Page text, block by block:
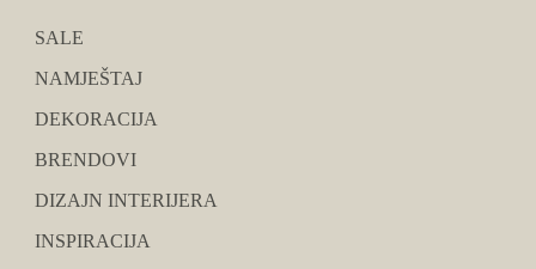
SALE
NAMJEŠTAJ
DEKORACIJA
BRENDOVI
DIZAJN INTERIJERA
INSPIRACIJA